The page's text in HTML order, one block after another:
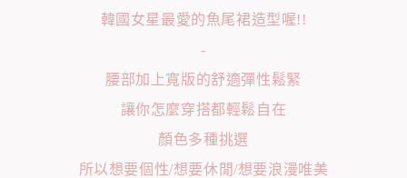
韓國女星最愛的魚尾裙造型喔!!
-
腰部加上寬版的舒適彈性鬆緊
讓你怎麼穿搭都輕鬆自在
顏色多種挑選
所以想要個性/想要休閒/想要浪漫唯美